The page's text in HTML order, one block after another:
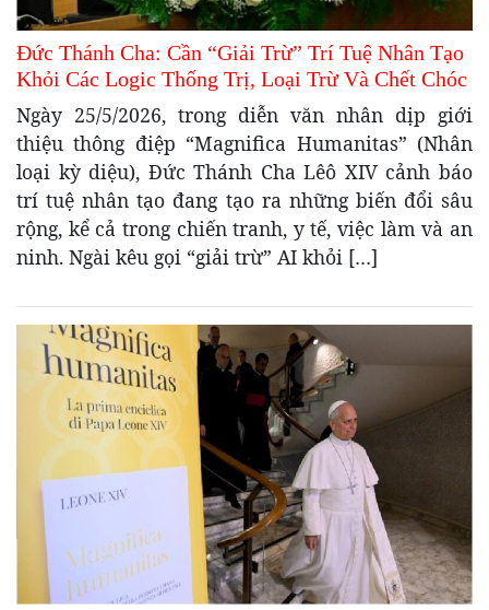
Đức Thánh Cha: Cần “Giải Trừ” Trí Tuệ Nhân Tạo
Khỏi Các Logic Thống Trị, Loại Trừ Và Chết Chóc
Ngày 25/5/2026, trong diễn văn nhân dịp giới
thiệu thông điệp “Magnifica Humanitas” (Nhân
loại kỳ diệu), Đức Thánh Cha Lêô XIV cảnh báo
trí tuệ nhân tạo đang tạo ra những biến đổi sâu
rộng, kể cả trong chiến tranh, y tế, việc làm và an
ninh. Ngài kêu gọi “giải trừ” AI khỏi […]